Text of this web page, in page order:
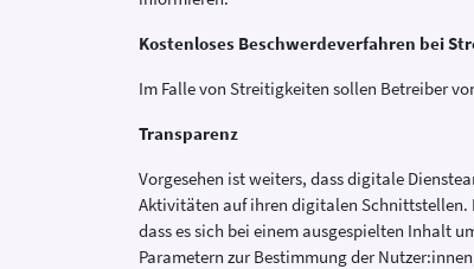
Kostenloses Beschwerdeverfahren bei
Im Falle von Streitigkeiten sollen Betreiber
Transparenz
Vorgesehen ist weiters, dass digitale
Aktivitäten auf ihren digitalen Schnittstellen.
dass es sich bei einem ausgespielten Inhalt
Parametern zur Bestimmung der